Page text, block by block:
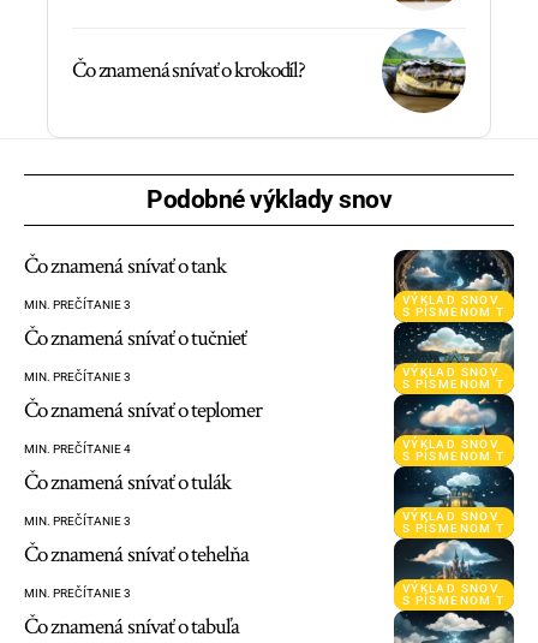
Čo znamená snívať o krokodíl?
Podobné výklady snov
VÝKLAD SNOV
S PÍSMENOM T
Čo znamená snívať o tank
MIN. PREČÍTANIE 3
VÝKLAD SNOV
S PÍSMENOM T
Čo znamená snívať o tučnieť
MIN. PREČÍTANIE 3
VÝKLAD SNOV
S PÍSMENOM T
Čo znamená snívať o teplomer
MIN. PREČÍTANIE 4
VÝKLAD SNOV
S PÍSMENOM T
Čo znamená snívať o tulák
MIN. PREČÍTANIE 3
VÝKLAD SNOV
S PÍSMENOM T
Čo znamená snívať o tehelňa
MIN. PREČÍTANIE 3
Čo znamená snívať o tabuľa